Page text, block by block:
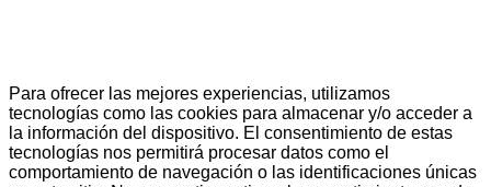
Para ofrecer las mejores experiencias, utilizamos
tecnologías como las cookies para almacenar y/o acceder a
la información del dispositivo. El consentimiento de estas
tecnologías nos permitirá procesar datos como el
comportamiento de navegación o las identificaciones únicas